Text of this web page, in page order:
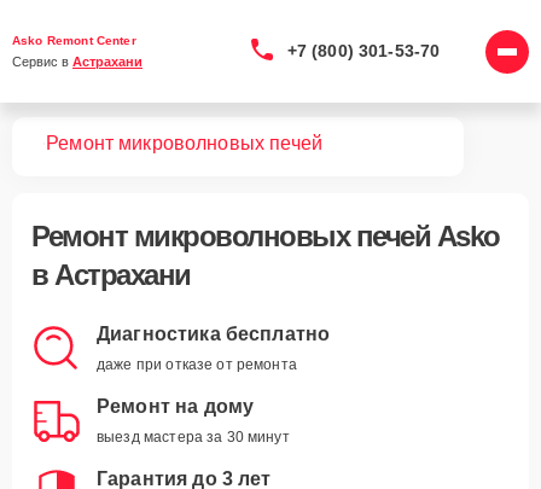
Asko Remont Center
Сервис в Астрахани
+7 (800) 301-53-70
Ремонт микроволновых печей
Ремонт микроволновых печей Asko
в Астрахани
Диагностика бесплатно
даже при отказе от ремонта
Ремонт на дому
выезд мастера за 30 минут
Гарантия до 3 лет